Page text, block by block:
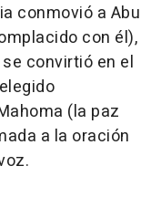
conmovió a Abu
con él),
convirtió en el
(la paz
a la oración